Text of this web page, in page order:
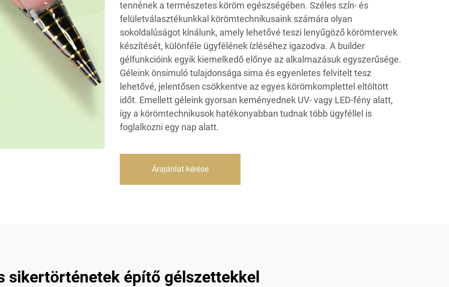
tennének a természetes köröm egészségében. Széles szín- és
felületválasztékunkkal körömtechnikusaink számára olyan
sokoldalúságot kínálunk, amely lehetővé teszi lenyűgöző körömtervek
készítését, különféle ügyfélének ízléséhez igazodva. A builder
gélfunkcióink egyik kiemelkedő előnye az alkalmazásuk egyszerűsége.
Géleink önsimuló tulajdonsága sima és egyenletes felvitelt tesz
lehetővé, jelentősen csökkentve az egyes körömkomplettel eltöltött
időt. Emellett géleink gyorsan keményednek UV- vagy LED-fény alatt,
így a körömtechnikusok hatékonyabban tudnak több ügyféllel is
foglalkozni egy nap alatt.
Árajánlat kérése
sikertörténetek építő gélszettekkel